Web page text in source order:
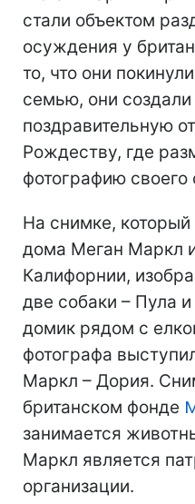
стали объектом
осуждения у
то, что они
семью, они
поздравительную
Рождеству, где
фотографию своего
На снимке, который
дома Меган Маркл
Калифорнии,
две собаки – Пула
домик рядом с
фотографа
Маркл – Дория.
британском фонде
занимается
Маркл является
организации.